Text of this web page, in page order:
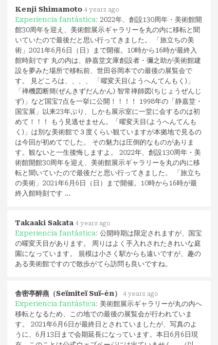
Kenji Shimamoto 4 years ago
Experiencia fantástica: 2022年、創設130周年・美術館開
館30周年を迎え、美術館展示ギャラリーを丸の内に移転と聞
いていたので最後だと思い行ってきました。 「旅立ちの美
術」2021年6月6日（日）まで開催。10時から16時が最終入
館時刻です 丸の内は、静嘉堂文庫創設者・彌之助が美術館建
設を夢みた場所で移転前、世田谷岡本での最後の展覧会で
す。 見どころは、、、、 「曜変天目(ようへんてんもく)」
「禅機図断簡(ぜんきずだんかん) 智常禅師図(ちじょうぜんじ
ず)」など国宝7点を一挙に公開！！！！ 1998年の「静嘉堂・
国宝展」以来23年ぶり、しかも展示室に一堂に会するのは初
めて！！！ もう見逃せません。「曜変天目(ようへんてんも
く)」は別な美術館で３度くらい観ていますが本拠地で見るの
は今回が初めてでした。 その魅力は圧倒的なものがありま
す。観ないと一生後悔しますよ。 2022年、創設130周年・美
術館開館30周年を迎え、美術館展示ギャラリーを丸の内に移
転と聞いていたので最後だと思い行ってきました。 「旅立ち
の美術」2021年6月6日（日）まで開催。10時から16時が最
終入館時刻です …
Takaaki Sakata 4 years ago
Experiencia fantástica: 公開時期は限定されますが、国宝
の曜変天目があります。 周りはよく手入れされたきれいな庭
園になっています。 規模は小さく駅からも遠いですが、趣の
ある美術館ですので散歩がてら訪問も良いですね。
舎密亭醉燕（Seïmiteï Suï-én） 4 years ago
Experiencia fantástica: 美術館展示ギャラリーが丸の内へ
移転となるため、この地での最後の展覧会が行われていま
す。 2021年6月6日が最終日とされていましたが、写真のよ
うに、6月13日まで会期延長になっています。本日6月6日現